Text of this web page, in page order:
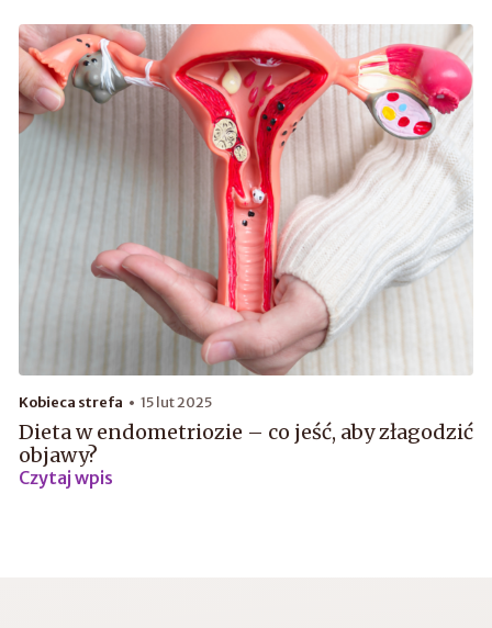
Kobieca strefa 15 lut 2025
Dieta w endometriozie – co jeść, aby złagodzić
objawy?
Czytaj wpis